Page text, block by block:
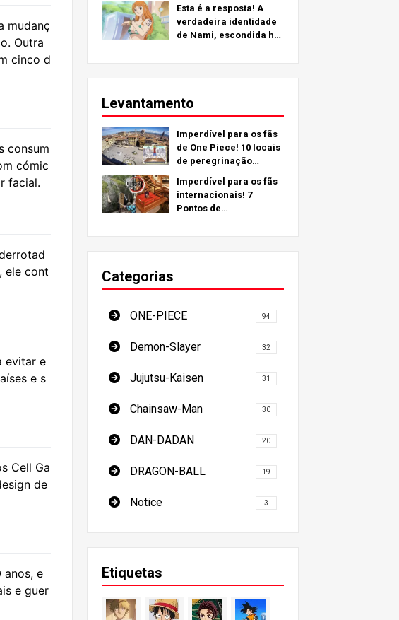
mudanç
Outra
cinco d
consum
cómic
facial.
ele cont
evitar e
e s
Cell Ga
de
anos, e
e guer
Esta é a resposta! A
verdadeira identidade
de Nami, escondida há
Levantamento
Imperdível para os fãs
de One Piece! 10 locais
de peregrinação
mundo real ao redor do
globo!
Imperdível para os fãs
internacionais! 7
Pontos de
Categorias
ONE-PIECE 94
Demon-Slayer 32
Jujutsu-Kaisen 31
Chainsaw-Man 30
DAN-DADAN 20
DRAGON-BALL 19
Notice 3
Etiquetas